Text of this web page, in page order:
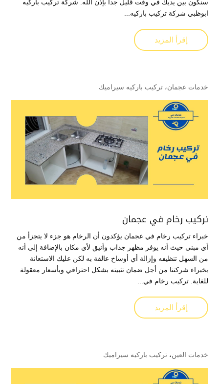
سنكون بين يديك في وقت قليل جدا بإذن الله. شركة تركيب باركيه
ابوظبي شركة تركيب باركيه...
إقرأ المزيد
خدمات عجمان، تركيب باركيه سيراميك
تركيب رخام في عجمان
خبراء تركيب رخام في عجمان يؤكدون أن الرخام هو جزء لا يتجزأ من
أي مبنى حيث أنه يوفر مظهر جذاب وأنيق لأي مكان بالإضافة إلى أنه
من السهل تنظيفه وإزالة أي أوساخ عالقة به لكن عليك الاستعانة
بخبراء شركتنا من أجل ضمان تثبيته بشكل احترافي وبأسعار معقولة
للغاية. تركيب رخام في...
إقرأ المزيد
خدمات العين، تركيب باركيه سيراميك